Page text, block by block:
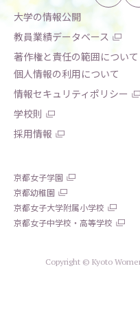
大学の情報公開
教員業績データベース
著作権と責任の範囲について
個人情報の利用について
情報セキュリティポリシー
学校則
採用情報
京都女子学園
京都幼稚園
京都女子大学附属小学校
京都女子中学校・高等学校
Copyright © Kyoto